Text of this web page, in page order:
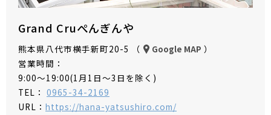
Grand Cruぺんぎんや
熊本県八代市横手新町20-5 （ Google MAP ）
営業時間：
9:00～19:00(1月1日～3日を除く)
TEL： 0965-34-2169
URL： https://hana-yatsushiro.com/